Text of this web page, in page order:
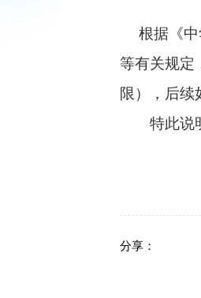
根据《中
等有关规定
限），后续
特此说
分享：